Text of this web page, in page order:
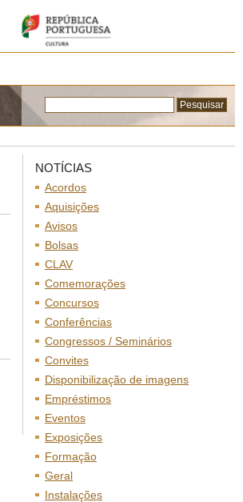
NOTÍCIAS
Acordos
Aquisições
Avisos
Bolsas
CLAV
Comemorações
Concursos
Conferências
Congressos / Seminários
Convites
Disponibilização de imagens
Empréstimos
Eventos
Exposições
Formação
Geral
Instalações